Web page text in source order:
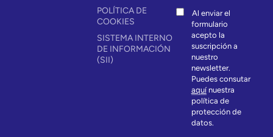
POLÍTICA DE
COOKIES
SISTEMA INTERNO
DE INFORMACIÓN
(SII)
Al enviar el
formulario
acepto la
suscripción a
nuestro
newsletter.
Puedes consutar
aquínuestra
política de
protección de
datos.